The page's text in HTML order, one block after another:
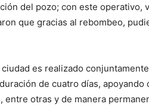
del pozo; con este operativo,
que gracias al rebombeo,
es realizado
de cuatro días, apoyando
otras y de manera